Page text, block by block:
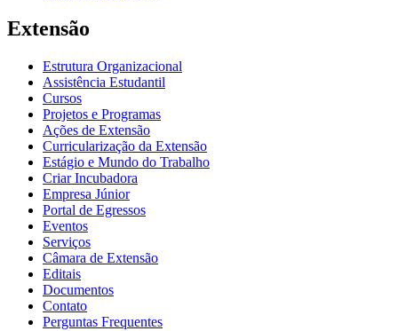
Extensão
Estrutura Organizacional
Assistência Estudantil
Cursos
Projetos e Programas
Ações de Extensão
Curricularização da Extensão
Estágio e Mundo do Trabalho
Criar Incubadora
Empresa Júnior
Portal de Egressos
Eventos
Serviços
Câmara de Extensão
Editais
Documentos
Contato
Perguntas Frequentes